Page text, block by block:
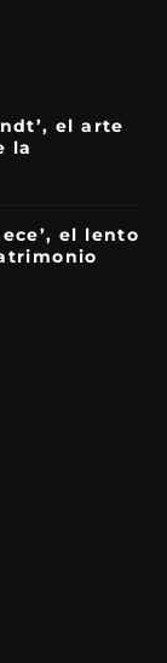
el arte
la
el lento